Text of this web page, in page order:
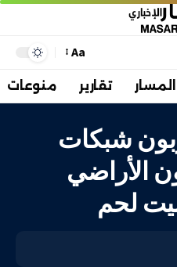
Aa
المسار تقارير منوعات
شبكات
الأراضي
لحم